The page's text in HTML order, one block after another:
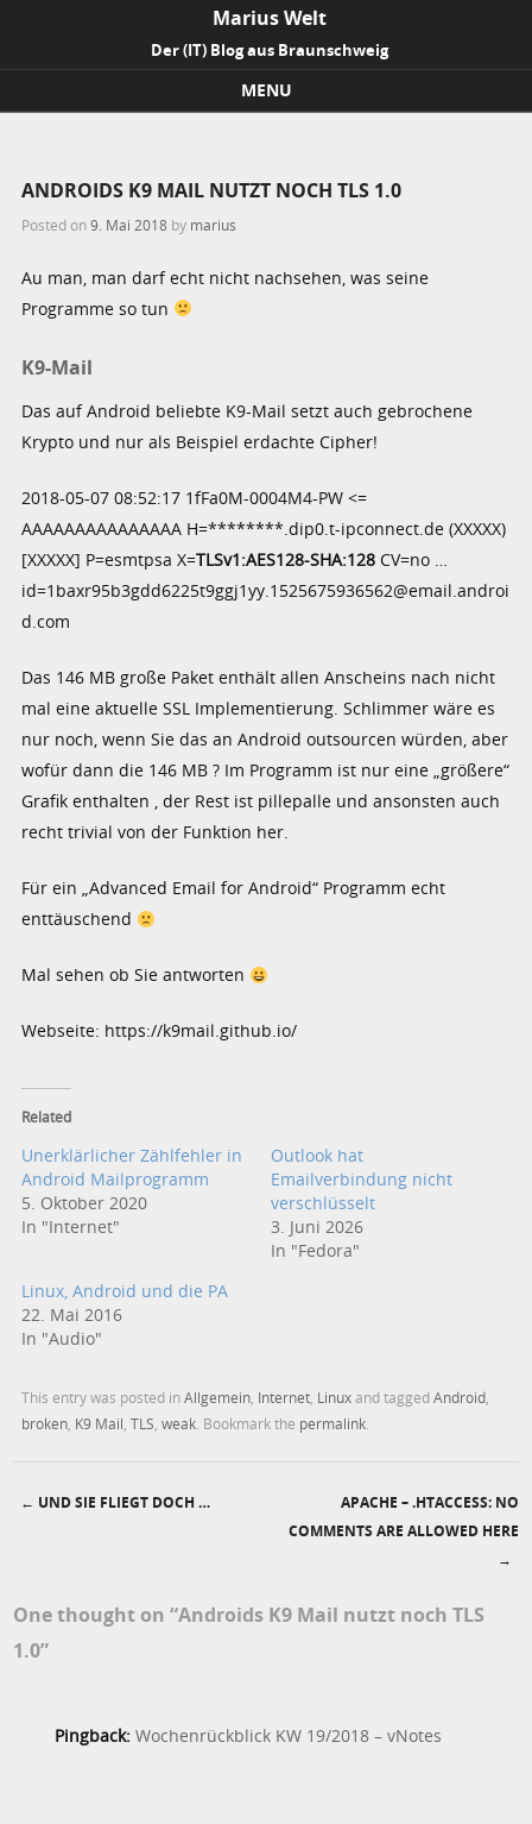
Marius Welt
Der (IT) Blog aus Braunschweig
MENU
ANDROIDS K9 MAIL NUTZT NOCH TLS 1.0
Posted on9. Mai 2018 by marius
Au man, man darf echt nicht nachsehen, was seine
Programme so tun
K9-Mail
Das auf Android beliebte K9-Mail setzt auch gebrochene
Krypto und nur als Beispiel erdachte Cipher!
2018-05-07 08:52:17 1fFa0M-0004M4-PW <=
AAAAAAAAAAAAAAA H=********.dip0.t-ipconnect.de (XXXXX)
[XXXXX] P=esmtpsa X=TLSv1:AES128-SHA:128 CV=no …
id=1baxr95b3gdd6225t9ggj1yy.1525675936562@email.androi
d.com
Das 146 MB große Paket enthält allen Anscheins nach nicht
mal eine aktuelle SSL Implementierung. Schlimmer wäre es
nur noch, wenn Sie das an Android outsourcen würden, aber
wofür dann die 146 MB ? Im Programm ist nur eine „größere“
Grafik enthalten , der Rest ist pillepalle und ansonsten auch
recht trivial von der Funktion her.
Für ein „Advanced Email for Android“ Programm echt
enttäuschend
Mal sehen ob Sie antworten
Webseite: https://k9mail.github.io/
Related
Unerklärlicher Zählfehler in
Android Mailprogramm
5. Oktober 2020
In "Internet"
Outlook hat
Emailverbindung nicht
verschlüsselt
3. Juni 2026
In "Fedora"
Linux, Android und die PA
22. Mai 2016
In "Audio"
This entry was posted inAllgemein, Internet, Linuxand taggedAndroid,
broken, K9 Mail,TLS,weak. Bookmark the permalink.
← UND SIE FLIEGT DOCH …
APACHE – .HTACCESS: NO
COMMENTS ARE ALLOWED HERE
→
One thought on “Androids K9 Mail nutzt noch TLS
1.0”
Pingback:Wochenrückblick KW 19/2018 – vNotes